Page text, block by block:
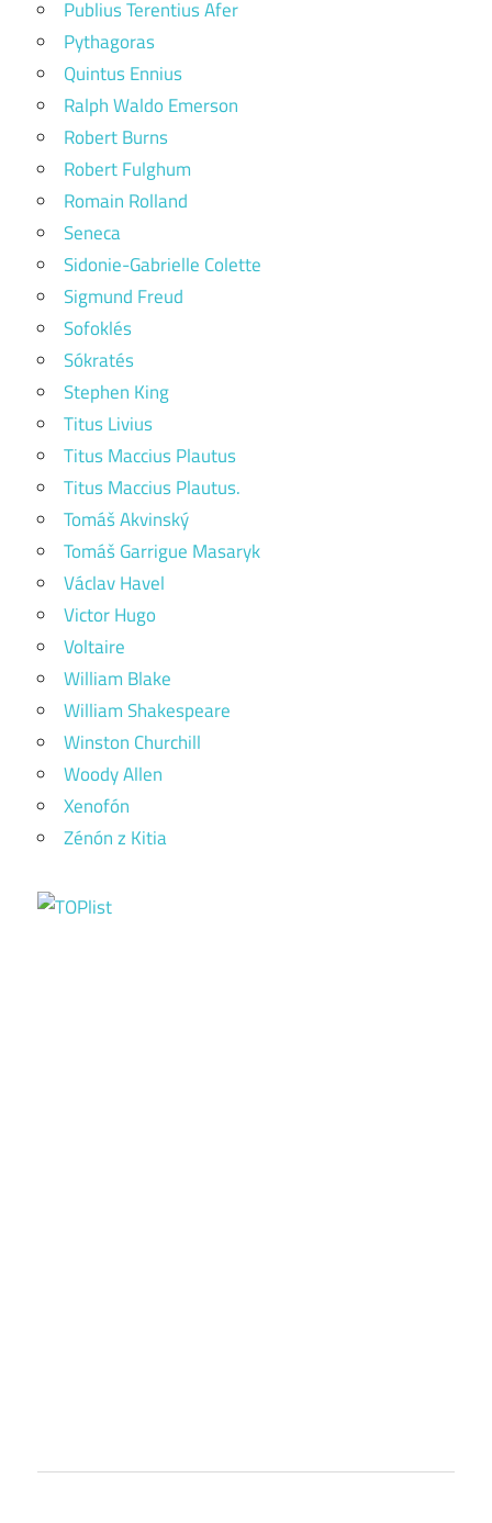
Publius Terentius Afer
Pythagoras
Quintus Ennius
Ralph Waldo Emerson
Robert Burns
Robert Fulghum
Romain Rolland
Seneca
Sidonie-Gabrielle Colette
Sigmund Freud
Sofoklés
Sókratés
Stephen King
Titus Livius
Titus Maccius Plautus
Titus Maccius Plautus.
Tomáš Akvinský
Tomáš Garrigue Masaryk
Václav Havel
Victor Hugo
Voltaire
William Blake
William Shakespeare
Winston Churchill
Woody Allen
Xenofón
Zénón z Kitia